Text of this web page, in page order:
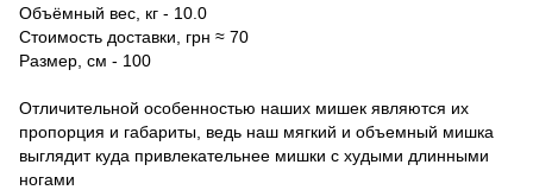
Объёмный вес, кг - 10.0
Стоимость доставки, грн ≈ 70
Размер, см - 100
Отличительной особенностью наших мишек являются их
пропорция и габариты, ведь наш мягкий и объемный мишка
выглядит куда привлекательнее мишки с худыми длинными
ногами